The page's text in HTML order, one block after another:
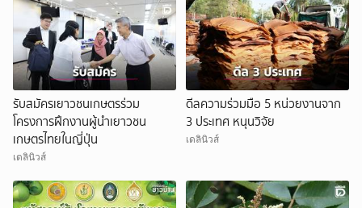
รับสมัครเยาวชนเกษตรร่วม
โครงการฝึกงานผู้นำเยาวชน
เกษตรไทยในญี่ปุ่น
เดลินิวส์
ดีลความร่วมมือ 5 หน่วยงานจาก
3 ประเทศ หนุนวิจัย
เดลินิวส์